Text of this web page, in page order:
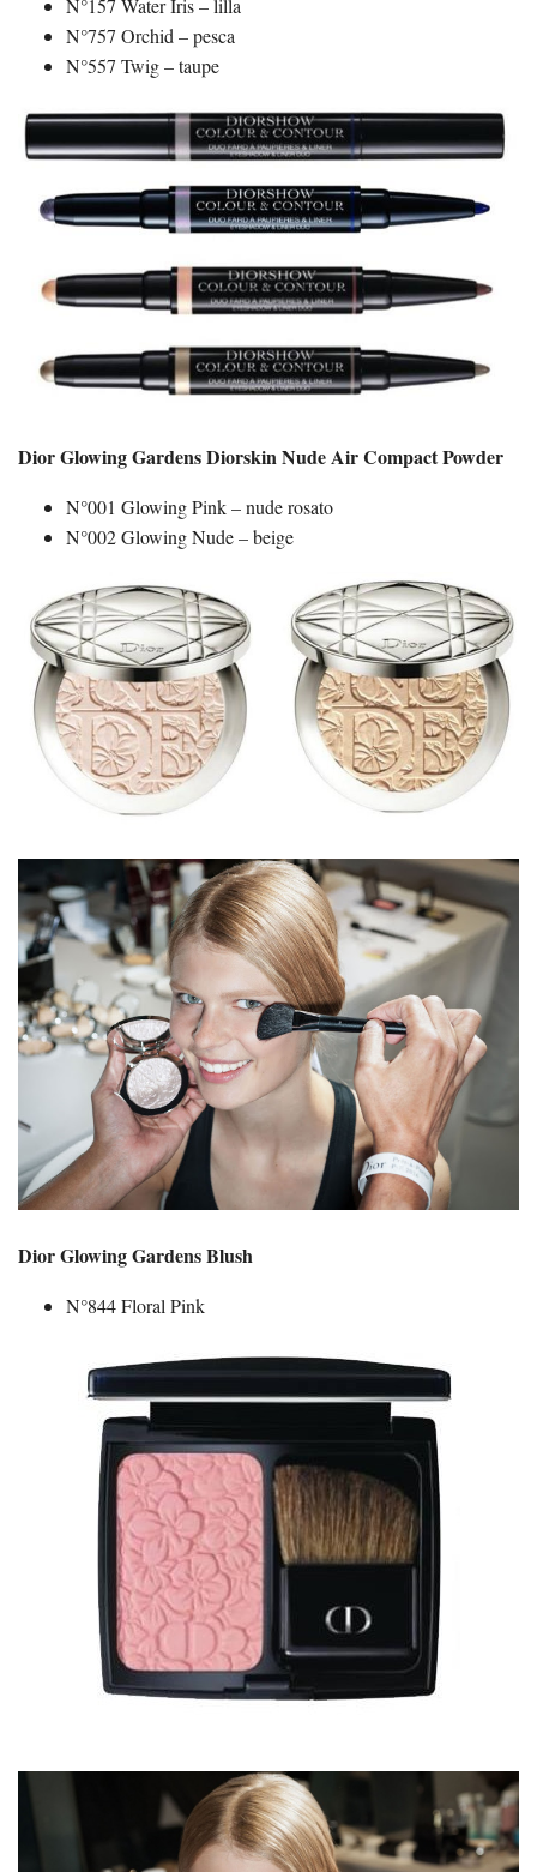
N°157 Water Iris – lilla
N°757 Orchid – pesca
N°557 Twig – taupe
Dior Glowing Gardens Diorskin Nude Air Compact Powder
N°001 Glowing Pink – nude rosato
N°002 Glowing Nude – beige
Dior Glowing Gardens Blush
N°844 Floral Pink